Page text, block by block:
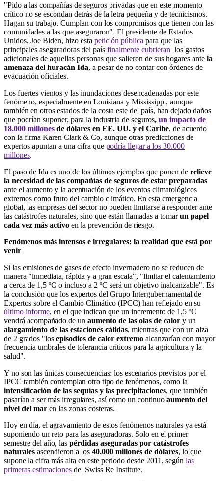
"Pido a las compañías de seguros privadas que en este momento
crítico no se escondan detrás de la letra pequeña y de tecnicismos.
Hagan su trabajo. Cumplan con los compromisos que tienen con las
comunidades a las que aseguraron". El presidente de Estados
Unidos, Joe Biden, hizo esta petición pública para que las
principales aseguradoras del país finalmente cubrieran los gastos
adicionales de aquellas personas que salieron de sus hogares ante la
amenaza del huracán Ida, a pesar de no contar con órdenes de
evacuación oficiales.
Los fuertes vientos y las inundaciones desencadenadas por este
fenómeno, especialmente en Louisiana y Mississippi, aunque
también en otros estados de la costa este del país, han dejado daños
que podrían suponer, para la industria de seguros, un impacto de
18.000 millones de dólares en EE. UU. y el Caribe, de acuerdo
con la firma Karen Clark & Co, aunque otras predicciones de
expertos apuntan a una cifra que podría llegar a los 30.000
millones.
El paso de Ida es uno de los últimos ejemplos que ponen de relieve
la necesidad de las compañías de seguros de estar preparadas
ante el aumento y la acentuación de los eventos climatológicos
extremos como fruto del cambio climático. En esta emergencia
global, las empresas del sector no pueden limitarse a responder ante
las catástrofes naturales, sino que están llamadas a tomarun papel
cada vez más activo en la prevención de riesgo.
Fenómenos más intensos e irregulares: la realidad que está por
venir
Si las emisiones de gases de efecto invernadero no se reducen de
manera "inmediata, rápida y a gran escala", "limitar el calentamiento
a cerca de 1,5 ºC o incluso a 2 ºC será un objetivo inalcanzable". Es
la conclusión que los expertos del Grupo Intergubernamental de
Expertos sobre el Cambio Climático (IPCC) han reflejado en su
último informe, en el que indican que un incremento de 1,5 ºC
vendrá acompañado de un aumento de las olas de calor y un
alargamiento de las estaciones cálidas, mientras que con un alza
de 2 grados "los episodios de calor extremo alcanzarían con mayor
frecuencia umbrales de tolerancia críticos para la agricultura y la
salud".
Y no son las únicas consecuencias: los escenarios previstos por el
IPCC también contemplan otro tipo de fenómenos, como la
intensificación de las sequías y las precipitaciones, que también
pasarían a ser más irregulares, así como un continuo aumento del
nivel del mar en las zonas costeras.
Hoy en día, el agravamiento de estos fenómenos naturales ya está
suponiendo un reto para las aseguradoras. Solo en el primer
semestre del año, las pérdidas aseguradas por catástrofes
naturales ascendieron a los 40.000 millones de dólares, lo que
supone la cifra más alta en este periodo desde 2011, según las
primeras estimaciones del Swiss Re Institute.